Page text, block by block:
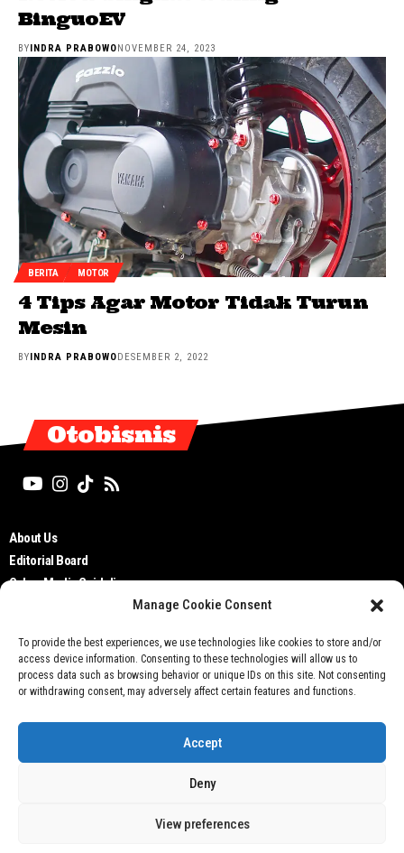
Manage Cookie Consent
To provide the best experiences, we use technologies like cookies to store and/or
access device information. Consenting to these technologies will allow us to
process data such as browsing behavior or unique IDs on this site. Not consenting
or withdrawing consent, may adversely affect certain features and functions.
Accept
Deny
View preferences
BinguoEV
BYINDRA PRABOWONOVEMBER 24, 2023
BERITA MOTOR
4 Tips Agar Motor Tidak Turun
Mesin
BY INDRA PRABOWO DESEMBER 2, 2022
Otobisnis
About Us
Editorial Board
Cyber Media Guidelines
Privacy Policy
Contact Us